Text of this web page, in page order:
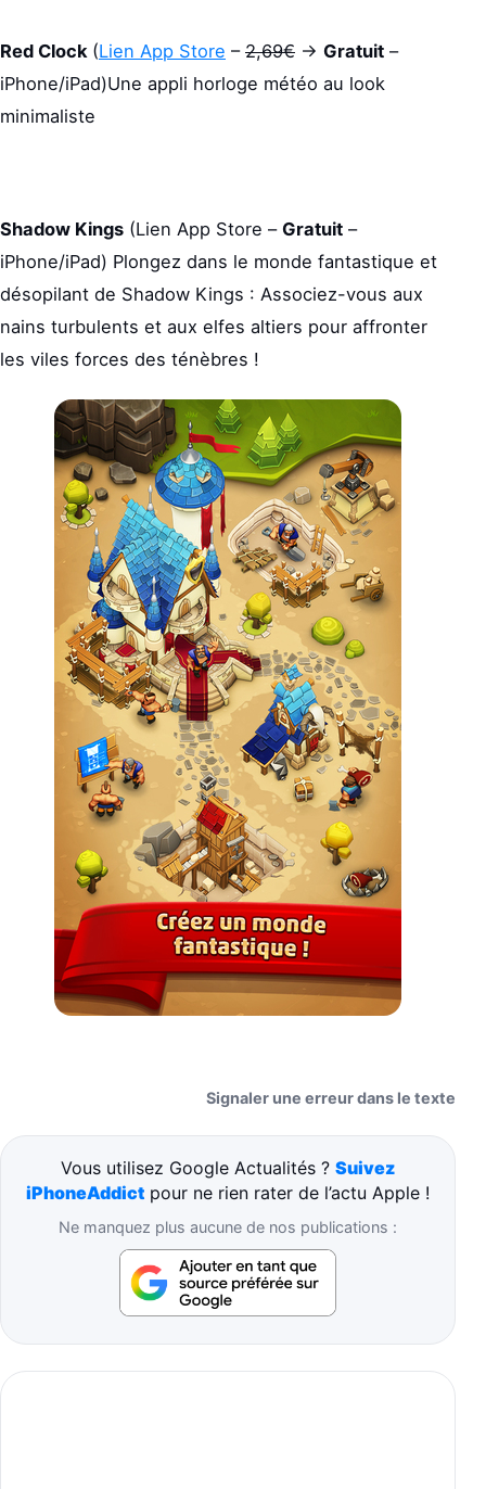
Red Clock (Lien App Store – 2,69€ -> Gratuit –
iPhone/iPad)Une appli horloge météo au look
minimaliste
Shadow Kings (Lien App Store – Gratuit –
iPhone/iPad) Plongez dans le monde fantastique et
désopilant de Shadow Kings : Associez-vous aux
nains turbulents et aux elfes altiers pour affronter
les viles forces des ténèbres !
Signaler une erreur dans le texte
Vous utilisez Google Actualités ? Suivez
iPhoneAddict pour ne rien rater de l’actu Apple !
Ne manquez plus aucune de nos publications :